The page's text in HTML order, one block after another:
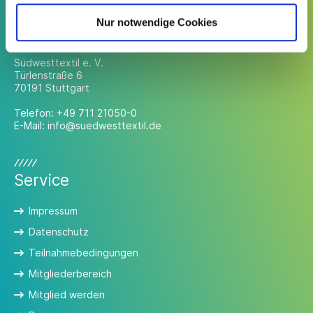
Nur notwendige Cookies
Südwesttextil e. V.
Türlenstraße 6
70191 Stuttgart
Telefon: +49 711 21050-0
E-Mail: info@suedwesttextil.de
Service
Impressum
Datenschutz
Teilnahmebedingungen
Mitgliederbereich
Mitglied werden